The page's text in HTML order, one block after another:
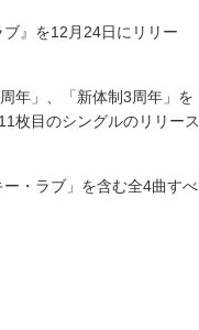
』を12月24日にリリー
年」、「新体制3周年」を
枚目のシングルのリリース
・ラブ」を含む全4曲すべ